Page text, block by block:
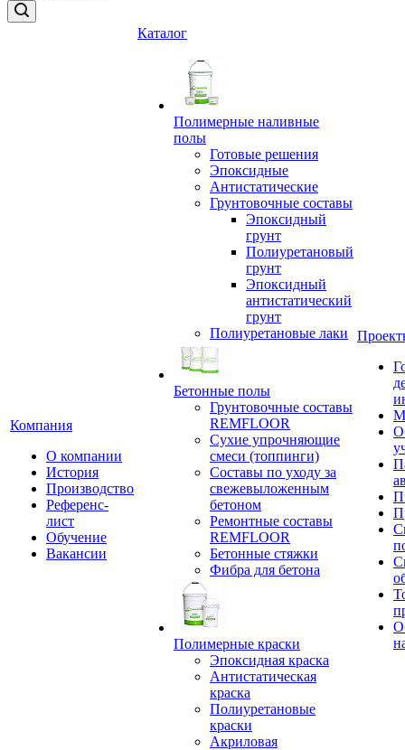
Компания
О компании
История
Производство
Референс-
лист
Обучение
Вакансии
Каталог
Полимерные наливные
полы
Готовые решения
Эпоксидные
Антистатические
Грунтовочные составы
Эпоксидный
грунт
Полиуретановый
грунт
Эпоксидный
антистатический
грунт
Полиуретановые лаки
Бетонные полы
Грунтовочные составы
REMFLOOR
Сухие упрочняющие
смеси (топпинги)
Составы по уходу за
свежевыложенным
бетоном
Ремонтные составы
REMFLOOR
Бетонные стяжки
Фибра для бетона
Полимерные краски
Эпоксидная краска
Антистатическая
краска
Полиуретановые
краски
Акриловая